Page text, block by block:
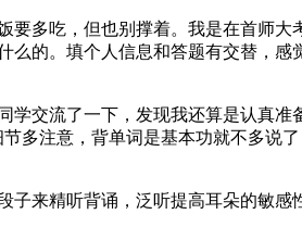
多吃，但也别撑着。我是在首师大
的。填个人信息和答题有交替，感
学交流了一下，发现我还算是认真准
多注意，背单词是基本功就不多说
来精听背诵，泛听提高耳朵的敏感